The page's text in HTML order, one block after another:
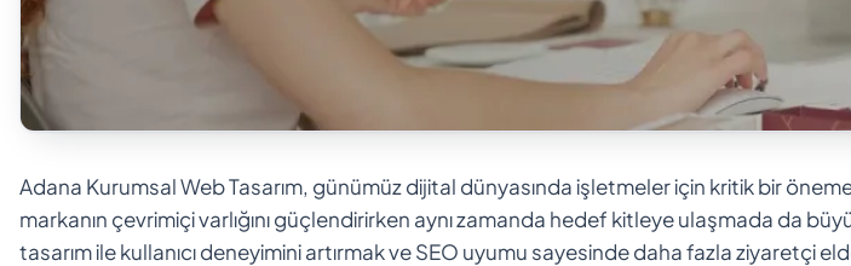
Adana Kurumsal Web Tasarım, günümüz dijital dünyasında işletmeler için kritik bir
markanın çevrimiçi varlığını güçlendirirken aynı zamanda hedef kitleye ulaşmada da
tasarım ile kullanıcı deneyimini artırmak ve SEO uyumu sayesinde daha fazla ziyaretçi